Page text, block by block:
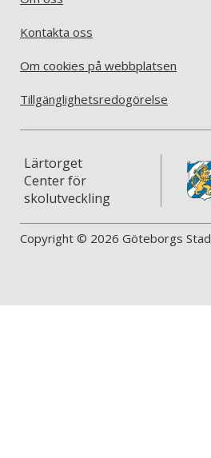
Kontakta oss
Om cookies på webbplatsen
Tillgänglighetsredogörelse
Lärtorget
Center för
skolutveckling
Copyright © 2026 Göteborgs Stad